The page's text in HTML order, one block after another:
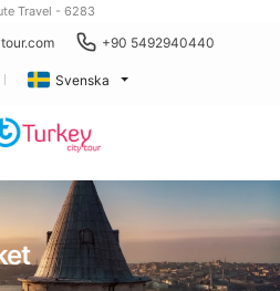
Travel - 6283
+90 5492940440
Svenska